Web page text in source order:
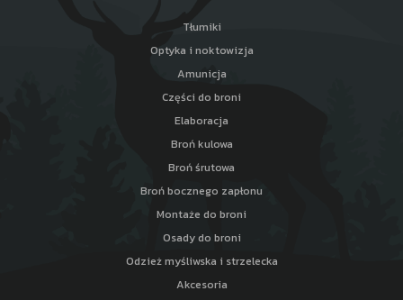
Tłumiki
Optyka i noktowizja
Amunicja
Części do broni
Elaboracja
Broń kulowa
Broń śrutowa
Broń bocznego zapłonu
Montaże do broni
Osady do broni
Odzież myśliwska i strzelecka
Akcesoria